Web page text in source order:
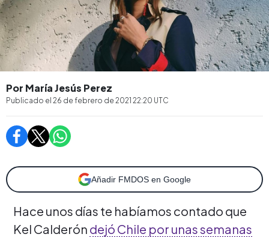
Por María Jesús Perez
Publicado el 26 de febrero de 2021 22:20 UTC
Añadir FMDOS en Google
Hace unos días te habíamos contado que
Kel Calderón dejó Chile por unas semanas